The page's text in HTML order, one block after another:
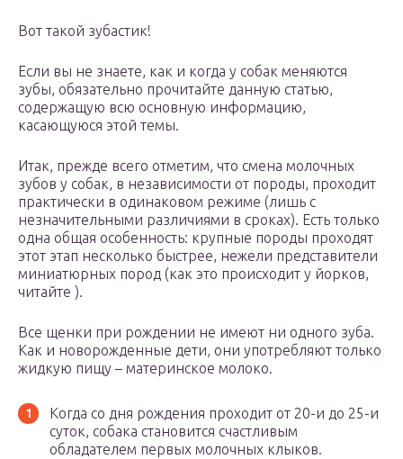
Вот такой зубастик!
Если вы не знаете, как и когда у собак меняются
зубы, обязательно прочитайте данную статью,
содержащую всю основную информацию,
касающуюся этой темы.
Итак, прежде всего отметим, что смена молочных
зубов у собак, в независимости от породы, проходит
практически в одинаковом режиме (лишь с
незначительными различиями в сроках). Есть только
одна общая особенность: крупные породы проходят
этот этап несколько быстрее, нежели представители
миниатюрных пород (как это происходит у йорков,
читайте ).
Все щенки при рождении не имеют ни одного зуба.
Как и новорожденные дети, они употребляют только
жидкую пищу – материнское молоко.
Когда со дня рождения проходит от 20-и до 25-и
суток, собака становится счастливым
обладателем первых молочных клыков.